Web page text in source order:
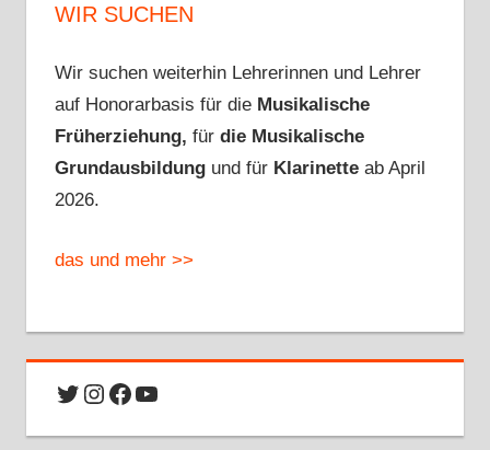
WIR SUCHEN
Wir suchen weiterhin Lehrerinnen und Lehrer
auf Honorarbasis für die Musikalische
Früherziehung, fürdie Musikalische
Grundausbildung und fürKlarinette ab April
2026.
das und mehr >>
Twitter
Instagram
Facebook
YouTube